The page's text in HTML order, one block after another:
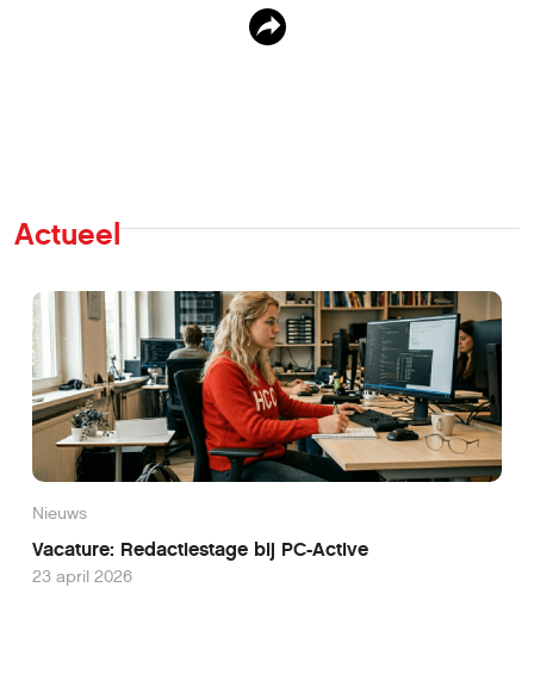
Actueel
Nieuws
Vacature: Redactiestage bij PC-Active
23 april 2026